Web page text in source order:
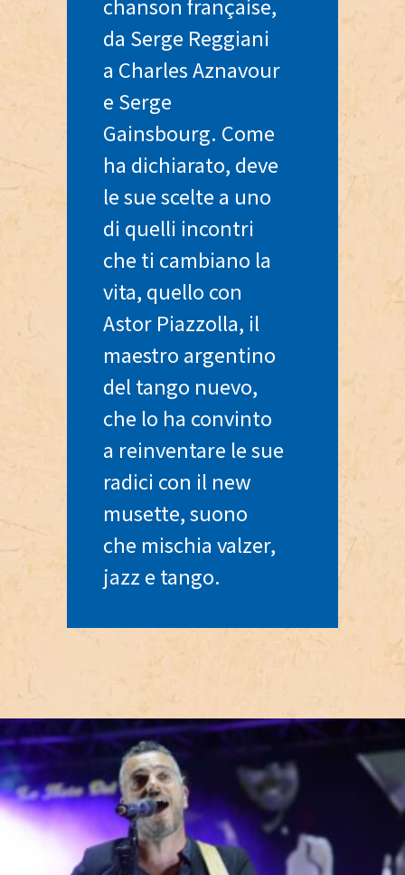
da Serge Reggiani
a Charles Aznavour
e Serge
Gainsbourg. Come
ha dichiarato, deve
le sue scelte a uno
di quelli incontri
che ti cambiano la
vita, quello con
Astor Piazzolla, il
maestro argentino
del tango nuevo,
che lo ha convinto
a reinventare le sue
radici con il new
musette, suono
che mischia valzer,
jazz e tango.